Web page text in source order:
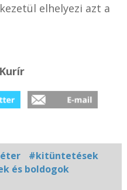
elhelyezi azt a
#kitüntetések
és boldogok